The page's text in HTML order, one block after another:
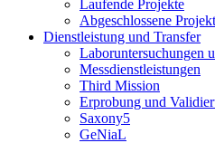
Laufende Projekte
Abgeschlossene
Dienstleistung und Transfer
Laboruntersuchungen
Messdienstleistungen
Third Mission
Erprobung und
Saxony5
GeNiaL